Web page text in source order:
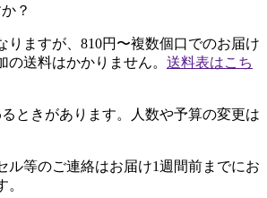
？
りますが、810円〜複数個口でのお届け
の送料はかかりません。 送料表はこち
ときがあります。人数や予算の変更は
ル等のご連絡はお届け1週間前までにお